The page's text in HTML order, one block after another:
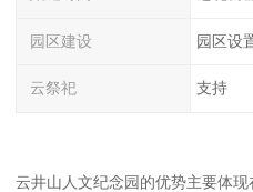
园区建设 园区设
云祭祀 支持
云井山人文纪念园的优势主要体现